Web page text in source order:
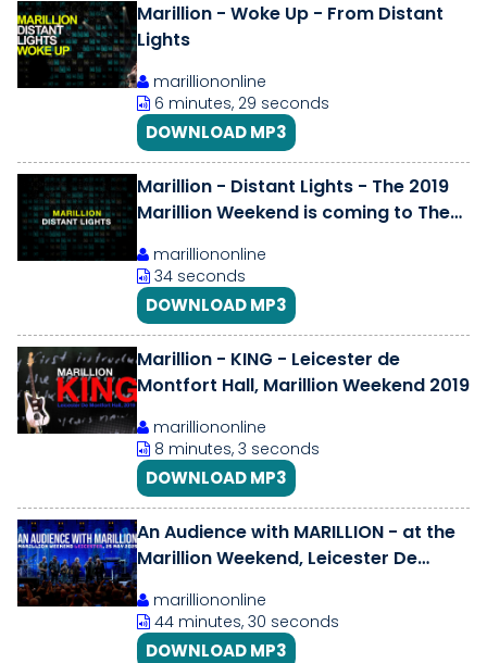
Marillion - Woke Up - From Distant
Lights
marilliononline
6 minutes, 29 seconds
DOWNLOAD MP3
Marillion - Distant Lights - The 2019
Marillion Weekend is coming to The
marilliononline
34 seconds
DOWNLOAD MP3
Marillion - KING - Leicester de
Montfort Hall, Marillion Weekend 2019
marilliononline
8 minutes, 3 seconds
DOWNLOAD MP3
An Audience with MARILLION - at the
Marillion Weekend, Leicester De
marilliononline
44 minutes, 30 seconds
DOWNLOAD MP3